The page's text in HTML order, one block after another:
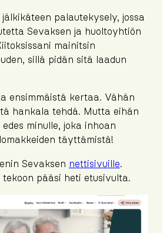
palautekysely, jossa
Sevaksen ja huoltoyhtiön
mainitsin
sillä pidän sitä laadun
ensimmäistä kertaa. Vähän
hankala tehdä. Mutta eihän
minulle, joka inhoan
täyttämistä!
Sevaksen nettisivuille.
tekoon pääsi heti etusivulta.